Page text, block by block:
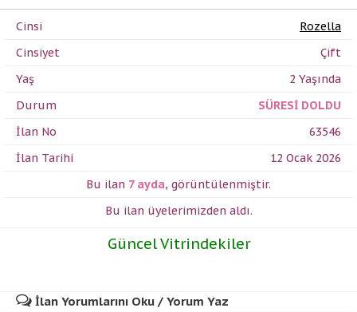
Cinsi
Rozella
Cinsiyet
Çift
Yaş
2 Yaşında
Durum
SÜRESİ DOLDU
İlan No
63546
İlan Tarihi
12 Ocak 2026
Bu ilan 7 ayda, görüntülenmiştir.
Bu ilan üyelerimizden aldı.
Güncel Vitrindekiler
İlan Yorumlarını Oku / Yorum Yaz